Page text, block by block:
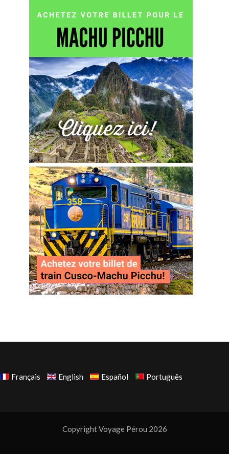
Français English Español Português
Copyright Voyage Pérou 2026